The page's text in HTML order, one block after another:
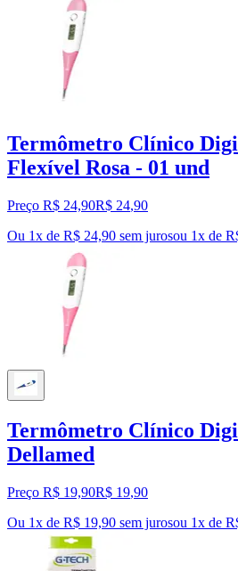
Termômetro Clínico
Flexível Rosa - 01 und
Preço R$ 24,90R$ 24,90
Ou 1x de R$ 24,90 sem jurosou 1x de
Termômetro Clínico
Dellamed
Preço R$ 19,90R$ 19,90
Ou 1x de R$ 19,90 sem jurosou 1x de